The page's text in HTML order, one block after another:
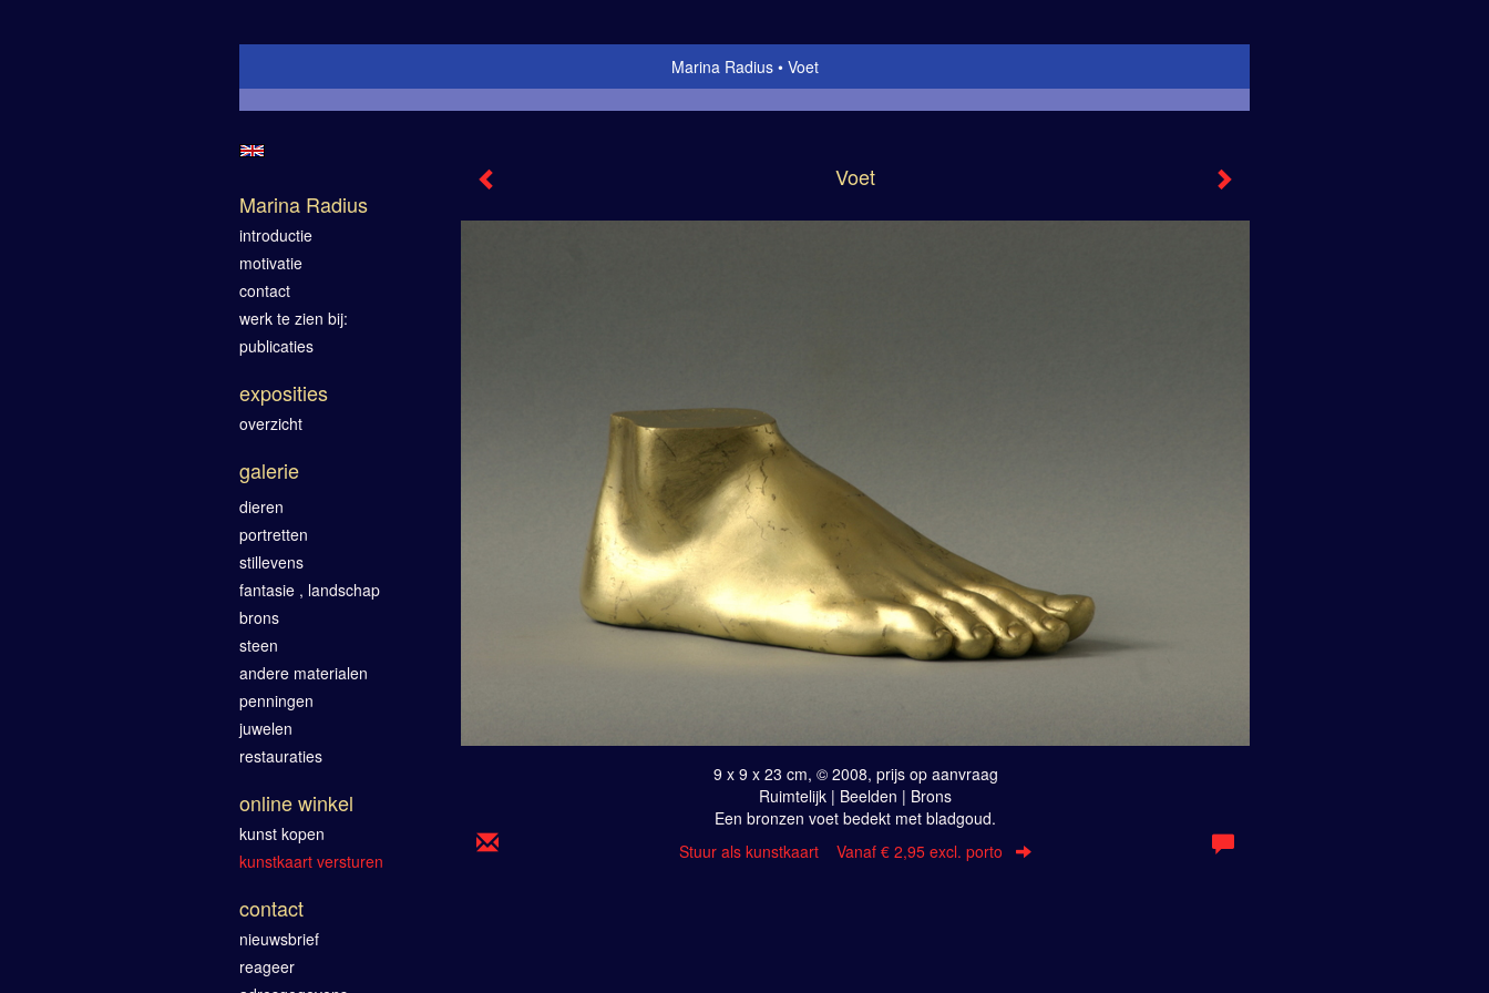
Marina Radius Voet
Voet
9 x 9 x 23 cm, © 2008, prijs op aanvraag
Ruimtelijk | Beelden | Brons
Een bronzen voet bedekt met bladgoud.
Stuur als kunstkaart Vanaf € 2,95 excl. porto
Marina Radius
introductie
motivatie
contact
werk te zien bij:
publicaties
exposities
overzicht
galerie
dieren
portretten
stillevens
fantasie , landschap
brons
steen
andere materialen
penningen
juwelen
restauraties
online winkel
kunst kopen
kunstkaart versturen
contact
nieuwsbrief
reageer